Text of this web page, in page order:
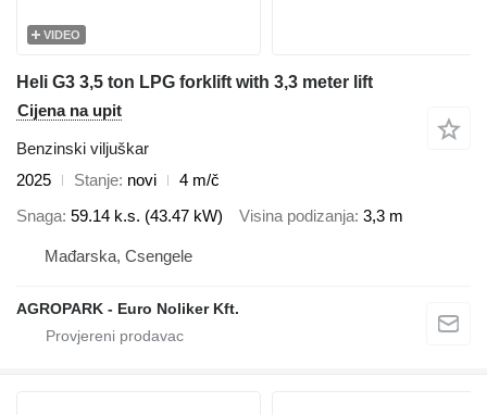
VIDEO
Heli G3 3,5 ton LPG forklift with 3,3 meter lift
Cijena na upit
Benzinski viljuškar
2025
Stanje novi
4 m/č
Snaga 59.14 k.s. (43.47 kW) Visina podizanja 3,3 m
Mađarska, Csengele
AGROPARK - Euro Noliker Kft.